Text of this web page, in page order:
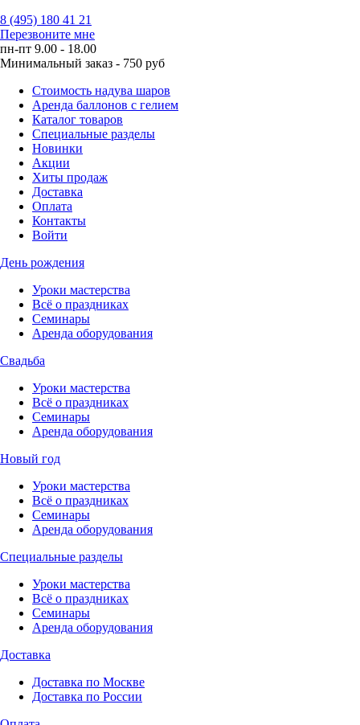
8 (495) 180 41 21
Перезвоните мне
пн-пт 9.00 - 18.00
Минимальный заказ - 750 руб
Стоимость надува шаров
Аренда баллонов с гелием
Каталог товаров
Специальные разделы
Новинки
Акции
Хиты продаж
Доставка
Оплата
Контакты
Войти
День рождения
Уроки мастерства
Всё о праздниках
Семинары
Аренда оборудования
Свадьба
Уроки мастерства
Всё о праздниках
Семинары
Аренда оборудования
Новый год
Уроки мастерства
Всё о праздниках
Семинары
Аренда оборудования
Специальные разделы
Уроки мастерства
Всё о праздниках
Семинары
Аренда оборудования
Доставка
Доставка по Москве
Доставка по России